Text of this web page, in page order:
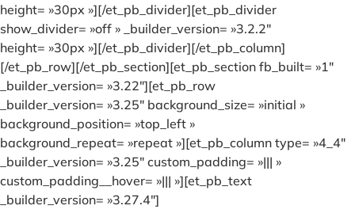
height= »30px »][/et_pb_divider][et_pb_divider
show_divider= »off » _builder_version= »3.2.2″
height= »30px »][/et_pb_divider][/et_pb_column]
[/et_pb_row][/et_pb_section][et_pb_section fb_built= »1″
_builder_version= »3.22″][et_pb_row
_builder_version= »3.25″ background_size= »initial »
background_position= »top_left »
background_repeat= »repeat »][et_pb_column type= »4_4″
_builder_version= »3.25″ custom_padding= »||| »
custom_padding__hover= »||| »][et_pb_text
_builder_version= »3.27.4″]